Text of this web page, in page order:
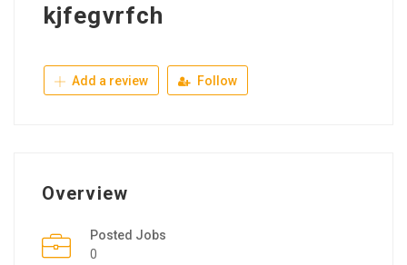
kjfegvrfch
Add a review Follow
Overview
Posted Jobs
0